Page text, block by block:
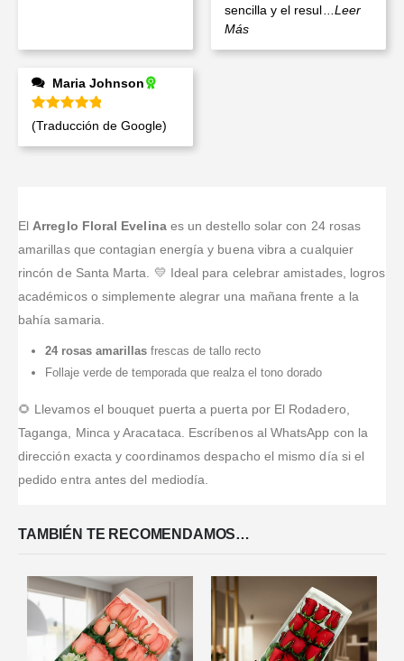
sencilla y el resul
...Leer
Más
Maria Johnson
Valorado en5 de 5
(Traducción de Google)
El Arreglo Floral Evelinaes un destello solar con 24 rosas
amarillas que contagian energía y buena vibra a cualquier
rincón de Santa Marta. 💛 Ideal para celebrar amistades, logros
académicos o simplemente alegrar una mañana frente a la
bahía samaria.
24 rosas amarillasfrescas de tallo recto
Follaje verde de temporada que realza el tono dorado
🌻 Llevamos el bouquet puerta a puerta por El Rodadero,
Taganga, Minca y Aracataca. Escríbenos al WhatsApp con la
dirección exacta y coordinamos despacho el mismo día si el
pedido entra antes del mediodía.
TAMBIÉN TE RECOMENDAMOS…